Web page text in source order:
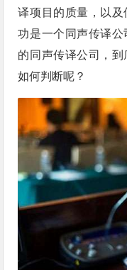
译项目的质量，以
功是一个同声传译
的同声传译公司，
如何判断呢？